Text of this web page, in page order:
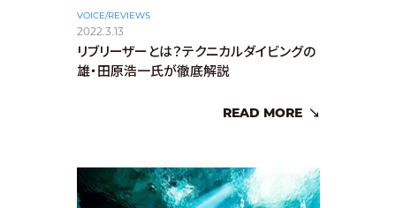
VOICE/REVIEWS
2022.3.13
リブリーザーとは？テクニカルダイビングの
雄・田原浩一氏が徹底解説
READ MORE